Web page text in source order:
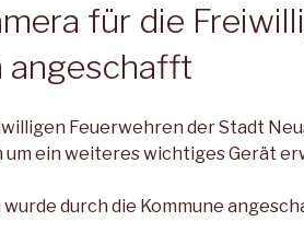
für die
angeschafft
Feuerwehren der Stadt
um ein weiteres wichtiges Gerät
durch die Kommune